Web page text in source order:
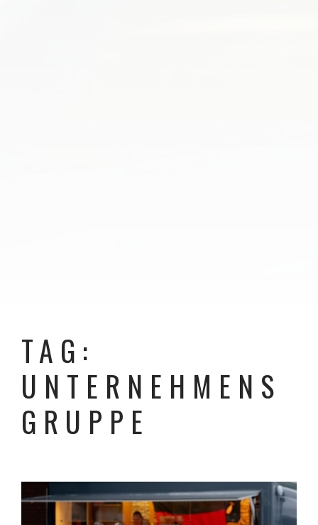
TAG:
UNTERNEHMENS
GRUPPE